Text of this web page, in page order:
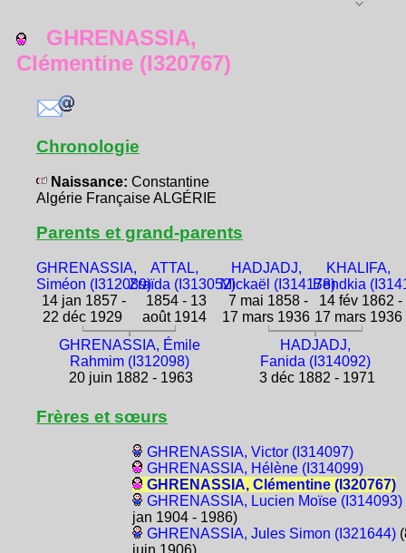
GHRENASSIA,
Clémentine (I320767)
Chronologie
Naissance: Constantine
Algérie Française ALGÉRIE
Parents et grand-parents
GHRENASSIA,
Siméon (I312089)
14 jan 1857 -
22 déc 1929
ATTAL,
Zraïda (I313052)
1854 - 13
août 1914
HADJADJ,
Mickaël (I314178)
7 mai 1858 -
17 mars 1936
KHALIFA,
Bendkia
14 fév 1862 -
17 mars 1936
GHRENASSIA, Émile
Rahmim (I312098)
20 juin 1882 - 1963
HADJADJ,
Fanida (I314092)
3 déc 1882 - 1971
Frères et sœurs
GHRENASSIA, Victor (I314097)
GHRENASSIA, Hélène (I314099)
GHRENASSIA, Clémentine (I320767)
GHRENASSIA, Lucien Moïse (I314093)
jan 1904 - 1986)
GHRENASSIA, Jules Simon (I321644)